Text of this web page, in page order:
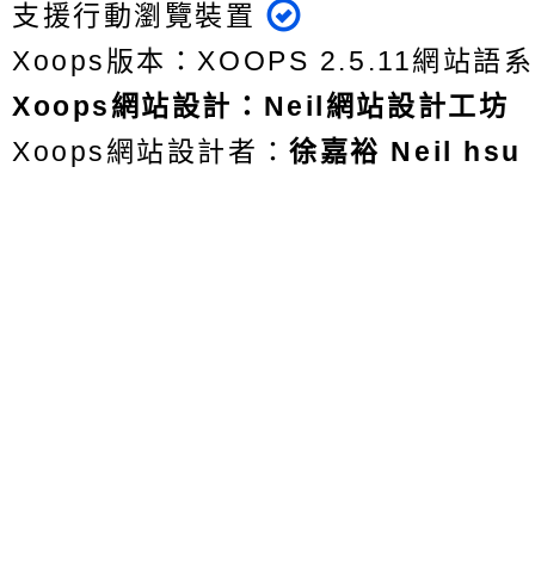
支援行動瀏覽裝置
Xoops版本： XOOPS 2.5.11網站語
Xoops網站設計 ： Neil網站設計工坊
Xoops網站設計者：徐嘉裕 Neil hsu